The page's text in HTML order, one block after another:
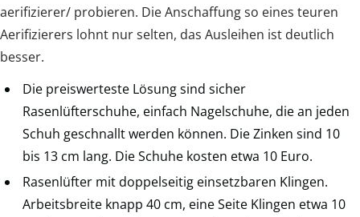
aerifizierer/ probieren. Die Anschaffung so eines teuren
Aerifizierers lohnt nur selten, das Ausleihen ist deutlich
besser.
Die preiswerteste Lösung sind sicher
Rasenlüfterschuhe, einfach Nagelschuhe, die an jeden
Schuh geschnallt werden können. Die Zinken sind 10
bis 13 cm lang. Die Schuhe kosten etwa 10 Euro.
Rasenlüfter mit doppelseitig einsetzbaren Klingen.
Arbeitsbreite knapp 40 cm, eine Seite Klingen etwa 10